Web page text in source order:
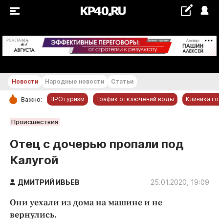
РЕКЛАМА +22...+23 °С
РУБРИКИ
Новости компаний
Статьи
Народные новости
Благоустройство
Новости Народные новости Статьи
Важно: ПРОтуризм График отключений воды Клиника
Происшествия
Отец с дочерью пропали под
Калугой
ДМИТРИЙ ИВЬЕВ 25.01.2020, 19:09
Они уехали из дома на машине и не
вернулись.